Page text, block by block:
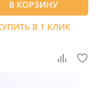
В КОРЗИНУ
В 1 КЛИК